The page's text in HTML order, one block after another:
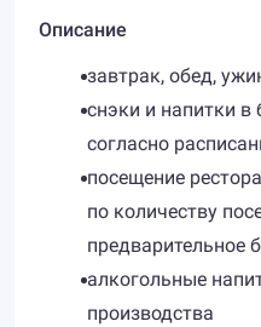
Описание
завтрак, обед,
снэки и напитки в
согласно
посещение
по количеству
предварительное
алкогольные
производства